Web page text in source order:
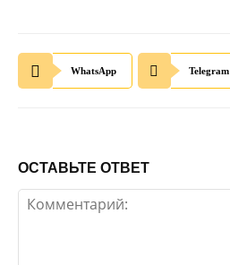
WhatsApp Telegram
ОСТАВЬТЕ ОТВЕТ